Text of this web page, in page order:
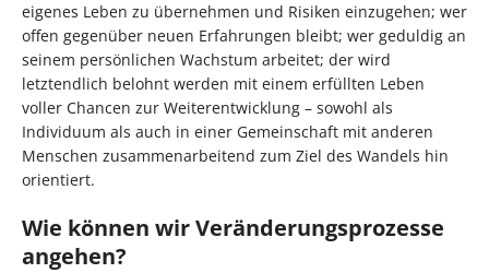
eigenes Leben zu übernehmen und Risiken einzugehen; wer
offen gegenüber neuen Erfahrungen bleibt; wer geduldig an
seinem persönlichen Wachstum arbeitet; der wird
letztendlich belohnt werden mit einem erfüllten Leben
voller Chancen zur Weiterentwicklung – sowohl als
Individuum als auch in einer Gemeinschaft mit anderen
Menschen zusammenarbeitend zum Ziel des Wandels hin
orientiert.
Wie können wir Veränderungsprozesse
angehen?